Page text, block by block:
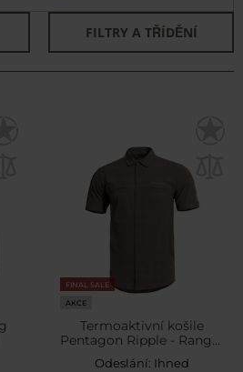
FILTRY A TŘÍDĚNÍ
FINAL SALE
AKCE
Termoaktivní košile
Pentagon Ripple - Ranger
Green
Odeslání: Ihned